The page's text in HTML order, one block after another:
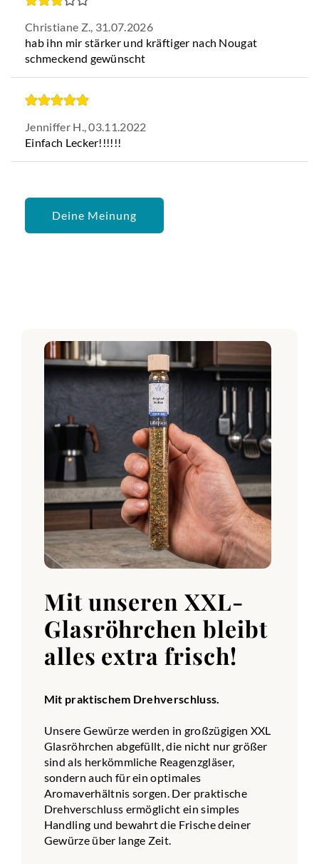
Christiane Z., 31.07.2026
hab ihn mir stärker und kräftiger nach Nougat
schmeckend gewünscht
Jenniffer H.,03.11.2022
Einfach Lecker!!!!!!
Deine Meinung
Mit unseren XXL-
Glasröhrchen bleibt
alles extra frisch!
Mit praktischem Drehverschluss.
Unsere Gewürze werden in großzügigen XXL
Glasröhrchen abgefüllt, die nicht nur größer
sind als herkömmliche Reagenzgläser,
sondern auch für ein optimales
Aromaverhältnis sorgen. Der praktische
Drehverschluss ermöglicht ein simples
Handling und bewahrt die Frische deiner
Gewürze über lange Zeit.